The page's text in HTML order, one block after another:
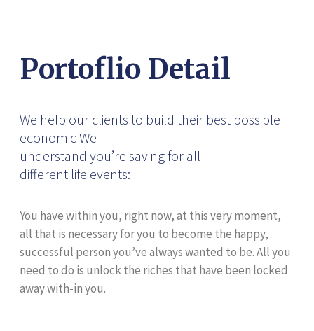
Portoflio Detail
We help our clients to build their best possible
economic We
understand you’re saving for all
different life events:
You have within you, right now, at this very moment,
all that is necessary for you to become the happy,
successful person you’ve always wanted to be. All you
need to do is unlock the riches that have been locked
away with-in you.